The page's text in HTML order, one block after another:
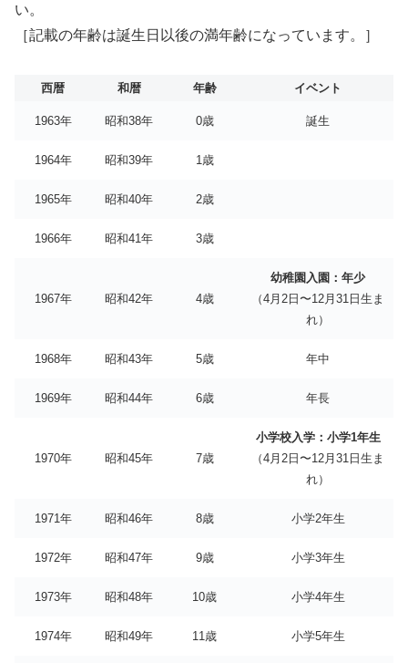
い。
［記載の年齢は誕生日以後の満年齢になっています。］
西暦 和暦 年齢 イベント
1963年 昭和38年 0歳 誕生
1964年 昭和39年 1歳
1965年 昭和40年 2歳
1966年 昭和41年 3歳
1967年 昭和42年 4歳
幼稚園入園：年少
（4月2日〜12月31日生ま
れ）
1968年 昭和43年 5歳 年中
1969年 昭和44年 6歳 年長
1970年 昭和45年 7歳
小学校入学：小学1年生
（4月2日〜12月31日生ま
れ）
1971年 昭和46年 8歳 小学2年生
1972年 昭和47年 9歳 小学3年生
1973年 昭和48年 10歳 小学4年生
1974年 昭和49年 11歳 小学5年生